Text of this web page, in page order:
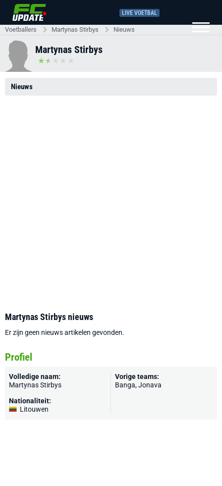
LIVE VOETBAL
Voetballers Martynas Stirbys Nieuws
Martynas Stirbys
Nieuws
Martynas Stirbys nieuws
Er zijn geen nieuws artikelen gevonden.
Profiel
Volledige naam:
Martynas Stirbys
Nationaliteit:
Litouwen
Vorige teams:
Banga, Jonava